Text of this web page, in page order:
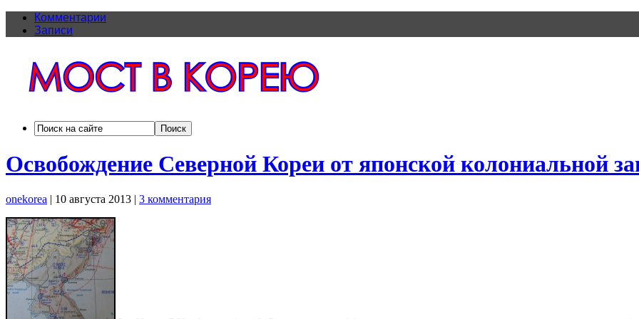
Комментарии
Записи
Освобождение Северной Кореи от японской колониальной
onekorea | 10 августа 2013 | 3 комментария